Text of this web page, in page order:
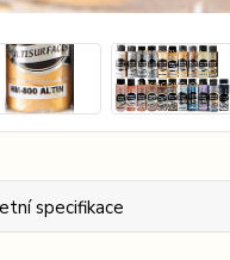
specifikace